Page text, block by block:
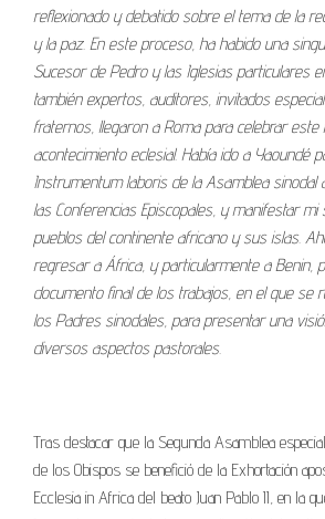
reflexionado y debatido sobre el tema de la
y la paz. En este proceso, ha habido una
Sucesor de Pedro y las Iglesias particulares
también expertos, auditores, invitados
fraternos, llegaron a Roma para celebrar este
acontecimiento eclesial. Había ido a Yaoundé
Instrumentum laboris de la Asamblea sinodal
las Conferencias Episcopales, y manifestar
pueblos del continente africano y sus islas.
regresar a África, y particularmente a Benin,
documento final de los trabajos, en el que se
los Padres sinodales, para presentar una
diversos aspectos pastorales.
Tras destacar que la Segunda Asamblea
de los Obispos se benefició de la Exhortación
Ecclesia in Africa del beato Juan Pablo II, en la